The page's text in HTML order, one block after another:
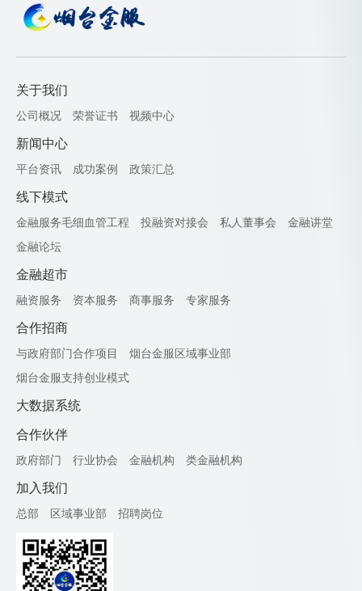
关于我们
公司概况 荣誉证书 视频中心
新闻中心
平台资讯 成功案例 政策汇总
线下模式
金融服务毛细血管工程 投融资对接会 私人董事会
金融讲堂
金融论坛
金融超市
融资服务 资本服务 商事服务 专家服务
合作招商
与政府部门合作项目
烟台金服区域事业部
烟台金服支持创业模式
大数据系统
合作伙伴
政府部门 行业协会 金融机构 类金融机构
加入我们
总部 区域事业部 招聘岗位